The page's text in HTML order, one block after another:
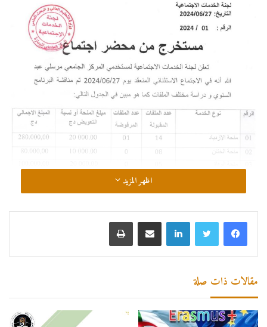
اظهر المزيد
لينكدإن مشاركة عبر البريد طباعة
مقالات ذات صلة